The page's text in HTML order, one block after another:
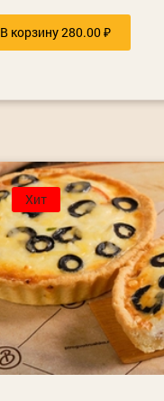
В корзину280.00₽
Хит